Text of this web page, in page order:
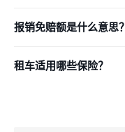
报销免赔额是什么意思？
租车适用哪些保险？